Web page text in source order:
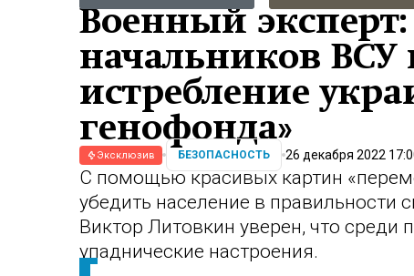
Военный эксперт:
начальников ВСУ
истребление
генофонда»
Эксклюзив БЕЗОПАСНОСТЬ 26 декабря 2022
С помощью красивых картин
убедить население в правильности
Виктор Литовкин уверен, что
упаднические настроения.